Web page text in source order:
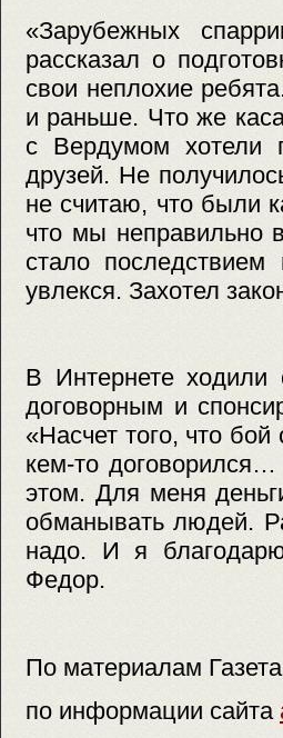
«Зарубежных
рассказал о
свои неплохие
и раньше. Что же
с Вердумом хотели
друзей. Не
не считаю, что были
что мы неправильно
стало
увлекся. Захотел
В Интернете
договорным и
«Насчет того, что
кем-то
этом. Для меня
обманывать людей.
надо. И я
Федор.
По материалам
по информации сайта